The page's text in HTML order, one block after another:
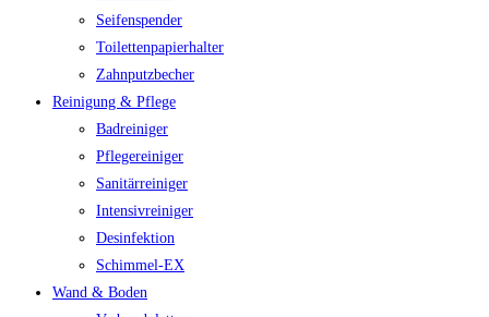
Seifenspender
Toilettenpapierhalter
Zahnputzbecher
Reinigung & Pflege
Badreiniger
Pflegereiniger
Sanitärreiniger
Intensivreiniger
Desinfektion
Schimmel-EX
Wand & Boden